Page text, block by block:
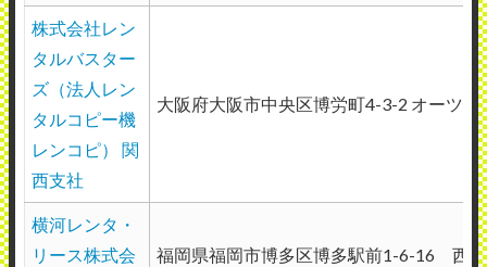
株式会社レン
タルバスター
ズ（法人レン
タルコピー機
レンコピ） 関
西支社
大阪府大阪市中央区博労町4-3-2 オーツグ
横河レンタ・
リース株式会
福岡県福岡市博多区博多駅前1-6-16 西